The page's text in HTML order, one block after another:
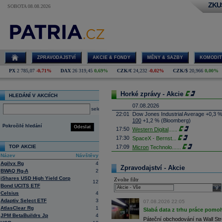
SOBOTA 08.08.2026
ZPRAVODAJSTVÍ AKCIE & FONDY MĚNY & SAZBY
PX 2 785,07 -0,71% DAX 26 319,45 0,69% CZK/€ 24,232 -0,02% CZK/$ 20,966 0,00%
HLEDÁNÍ V AKCIÍCH
select
Odeslat
Pokročilé hledání
TOP AKCIE
Název
Návštěvy
Agilyx Rg
4
BWAQ Rg-A
2
iShares USD High Yield Corp
Bond UCITS ETF
12
Celsius
4
Adaptiv Select ETF
3
AtlasClear Rg
1
JPM BetaBuildrs Jp
4
Horké zprávy - Akcie
07.08.2026
22:01
Dow Jones Industrial Average +0,3
100 +1,2 % (Bloomberg)
17:50 Western Digital
17:30 SpaceX - Bernst
17:09 Micron Technolo
16:26
Objem obchodů s akciemi na
obchodů za poslední rok je 0,665
16:23 Zvýšení výroby balistických střel
nějakou dobu potrvá. Agentuře
Armin Papperger. Společná výroba
doplnit arzenál Spojeným státům,
(ČTK)
16:07 Conocophillips
Zpravodajství - Akcie
Zvolte filtr
07.08.2026 22:05
Slabá data z trhu práce
Páteční obchodování na Wall